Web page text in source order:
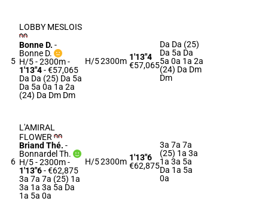
5
LOBBY MESLOIS
Bonne D. -
Bonne D.
H/5 - 2300m-
1'13"4- €57,065
Da Da (25) Da 5a
Da 5a 0a 1a 2a
(24) Da Dm Dm
H/52300m 1'13"4
€57,065
Da Da (25)
Da 5a Da
5a 0a 1a 2a
(24) Da Dm
Dm
6
L'AMIRAL
FLOWER
Briand Thé. -
Bonnardel Th.
H/5 - 2300m-
1'13"6- €62,875
3a 7a 7a (25) 1a
3a 1a 3a 5a Da
1a 5a 0a
H/52300m 1'13"6
€62,875
3a 7a 7a
(25) 1a 3a
1a 3a 5a
Da 1a 5a
0a